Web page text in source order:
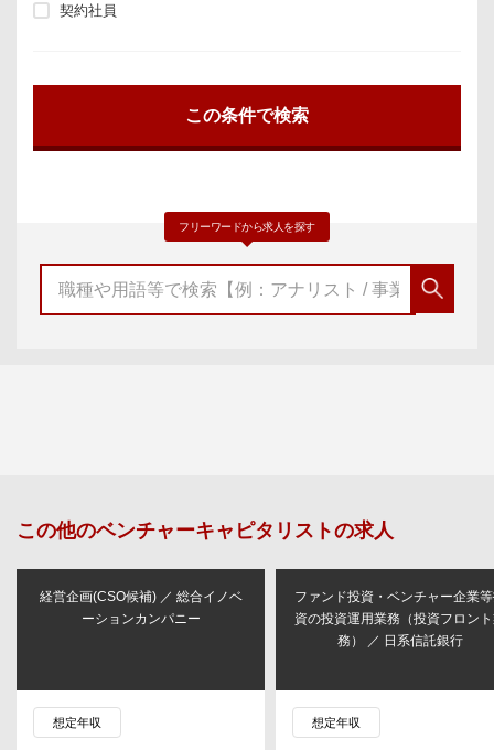
契約社員
フリーワードから求人を探す
この他のベンチャーキャピタリストの求人
経営企画(CSO候補) ／ 総合イノベ
ーションカンパニー
想定年収
ファンド投資・ベンチャー企業
資の投資運用業務（投資フロン
務） ／ 日系信託銀行
想定年収